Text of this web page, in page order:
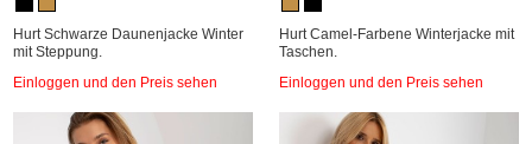
Hurt Schwarze Daunenjacke Winter
mit Steppung.
Einloggen und den Preis sehen
Hurt Camel-Farbene Winterjacke mit
Taschen.
Einloggen und den Preis sehen